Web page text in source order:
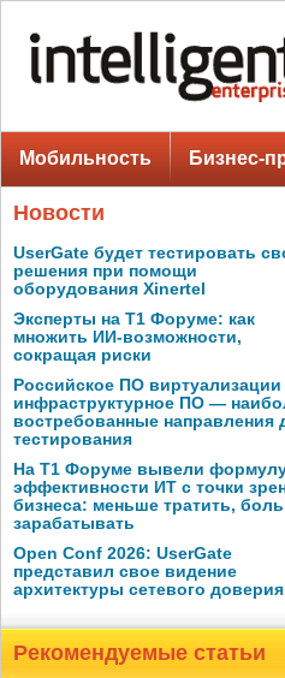
Мобильность Бизнес-
Новости
UserGate будет тестировать
решения при помощи
оборудования Xinertel
Эксперты на Т1 Форуме: как
множить ИИ-возможности,
сокращая риски
Российское ПО виртуализации
инфраструктурное ПО —
востребованные направления
тестирования
На Т1 Форуме вывели
эффективности ИТ с точки
бизнеса: меньше тратить,
зарабатывать
Open Conf 2026: UserGate
представил свое видение
архитектуры сетевого доверия
Рекомендуемые статьи